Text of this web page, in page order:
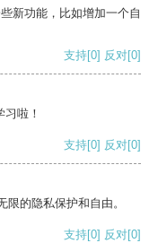
新功能，比如增加一个自
支持[0] 反对[0]
啦！
支持[0] 反对[0]
的隐私保护和自由。
支持[0] 反对[0]